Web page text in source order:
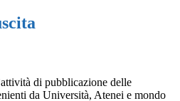
di pubblicazione delle
da Università, Atenei e mondo